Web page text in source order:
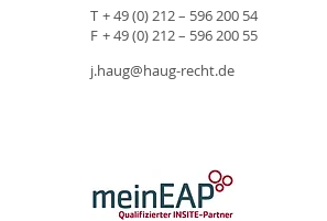
T + 49 (0) 212 – 596 200 54
F + 49 (0) 212 – 596 200 55
j.haug@haug-recht.de